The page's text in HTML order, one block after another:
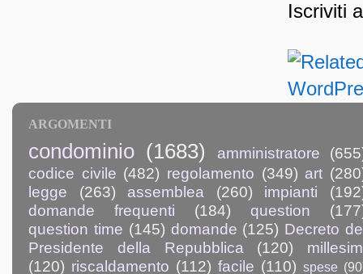
Iscriviti
ARGOMENTI
condominio (1683) amministratore
codice civile (482) regolamento (349) art
legge
(263) assemblea (260) impianti
domande frequenti
(184) question
question time (145) domande (125) Decreto
Presidente della Repubblica
(120)
(120) riscaldamento (112) facile (110) spese